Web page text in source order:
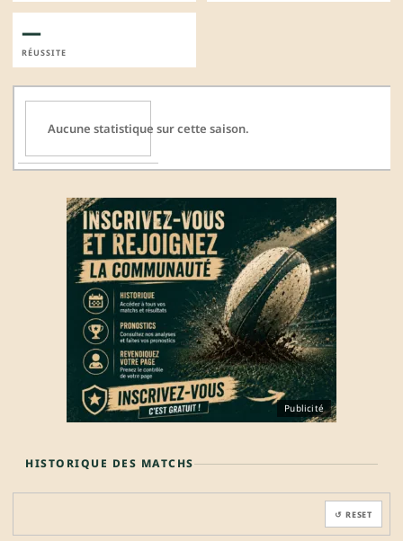
—
RÉUSSITE
Aucune statistique sur cette saison.
Publicité
HISTORIQUE DES MATCHS
↺ RESET